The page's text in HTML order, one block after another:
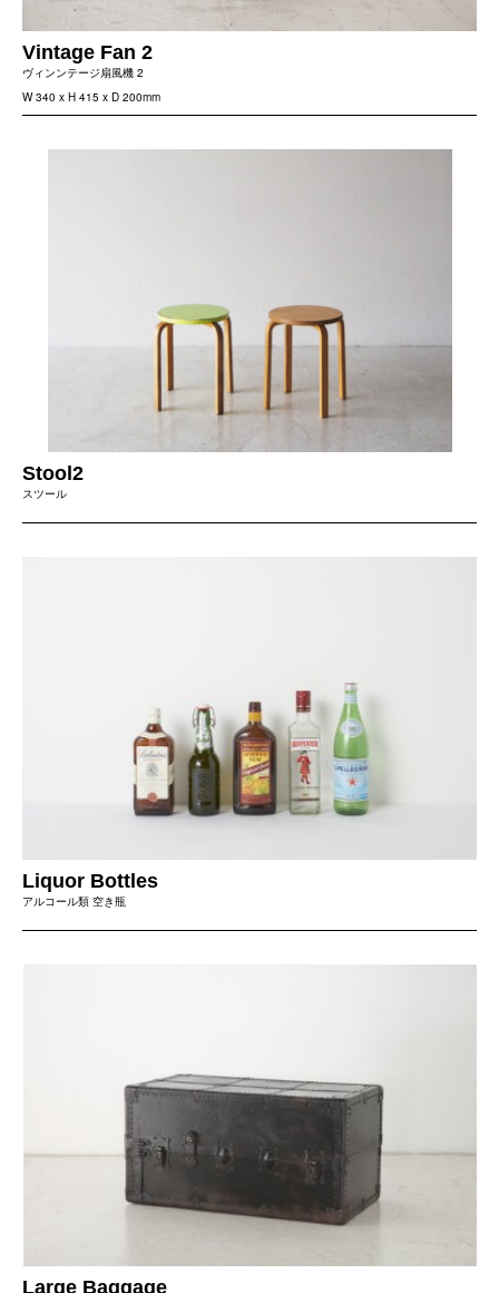
Vintage Fan 2
ヴィンンテージ扇風機 2
W 340 x H 415 x D 200mm
Stool2
スツール
Liquor Bottles
アルコール類 空き瓶
Large Baggage